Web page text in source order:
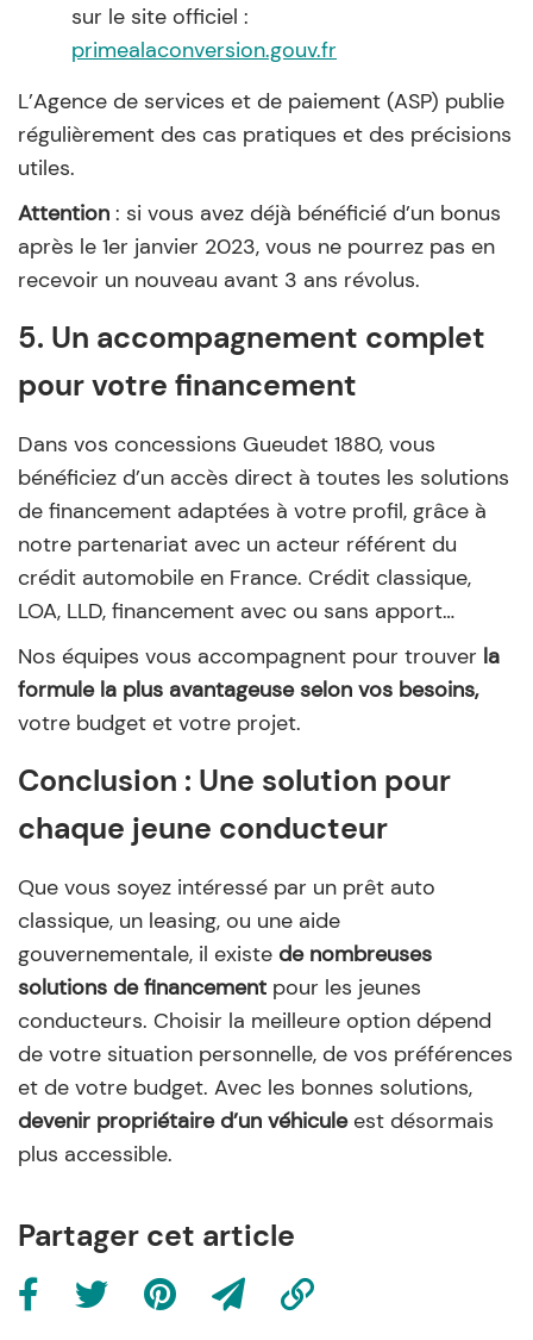
sur le site officiel :
primealaconversion.gouv.fr
L’Agence de services et de paiement (ASP) publie
régulièrement des cas pratiques et des précisions
utiles.
Attention : si vous avez déjà bénéficié d’un bonus
après le 1er janvier 2023, vous ne pourrez pas en
recevoir un nouveau avant 3 ans révolus.
5. Un accompagnement complet
pour votre financement
Dans vos concessions Gueudet 1880, vous
bénéficiez d’un accès direct à toutes les solutions
de financement adaptées à votre profil, grâce à
notre partenariat avec un acteur référent du
crédit automobile en France. Crédit classique,
LOA, LLD, financement avec ou sans apport…
Nos équipes vous accompagnent pour trouver la
formule la plus avantageuse selon vos besoins,
votre budget et votre projet.
Conclusion : Une solution pour
chaque jeune conducteur
Que vous soyez intéressé par un prêt auto
classique, un leasing, ou une aide
gouvernementale, il existe de nombreuses
solutions de financement pour les jeunes
conducteurs. Choisir la meilleure option dépend
de votre situation personnelle, de vos préférences
et de votre budget. Avec les bonnes solutions,
devenir propriétaire d’un véhiculeest désormais
plus accessible.
Partager cet article